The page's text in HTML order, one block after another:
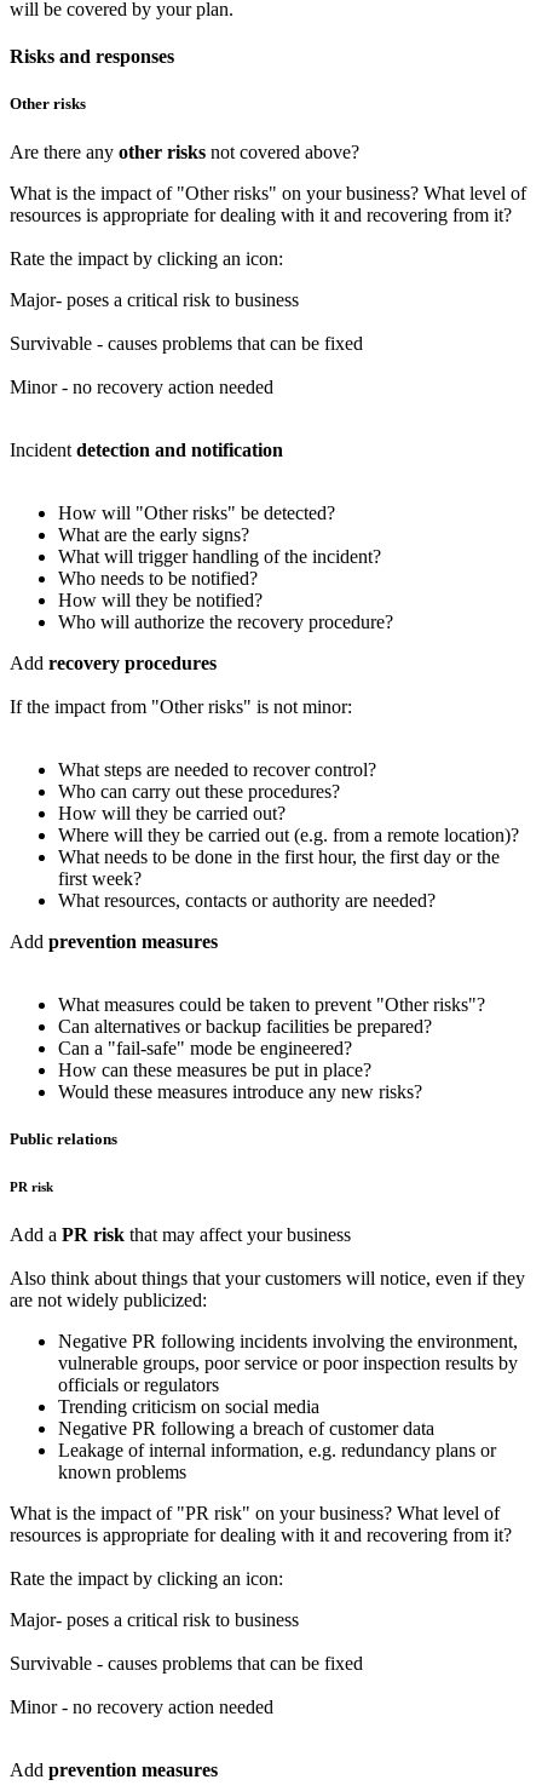
will be covered by your plan.
Risks and responses
Other risks
Are there any other risks not covered above?
What is the impact of "Other risks" on your business? What level of
resources is appropriate for dealing with it and recovering from it?
Rate the impact by clicking an icon:
Major- poses a critical risk to business
Survivable - causes problems that can be fixed
Minor - no recovery action needed
Incident detection and notification
How will "Other risks" be detected?
What are the early signs?
What will trigger handling of the incident?
Who needs to be notified?
How will they be notified?
Who will authorize the recovery procedure?
Add recovery procedures
If the impact from "Other risks" is not minor:
What steps are needed to recover control?
Who can carry out these procedures?
How will they be carried out?
Where will they be carried out (e.g. from a remote location)?
What needs to be done in the first hour, the first day or the
first week?
What resources, contacts or authority are needed?
Add prevention measures
What measures could be taken to prevent "Other risks"?
Can alternatives or backup facilities be prepared?
Can a "fail-safe" mode be engineered?
How can these measures be put in place?
Would these measures introduce any new risks?
Public relations
PR risk
Add a PR risk that may affect your business
Also think about things that your customers will notice, even if they
are not widely publicized:
Negative PR following incidents involving the environment,
vulnerable groups, poor service or poor inspection results by
officials or regulators
Trending criticism on social media
Negative PR following a breach of customer data
Leakage of internal information, e.g. redundancy plans or
known problems
What is the impact of "PR risk" on your business? What level of
resources is appropriate for dealing with it and recovering from it?
Rate the impact by clicking an icon:
Major- poses a critical risk to business
Survivable - causes problems that can be fixed
Minor - no recovery action needed
Add prevention measures